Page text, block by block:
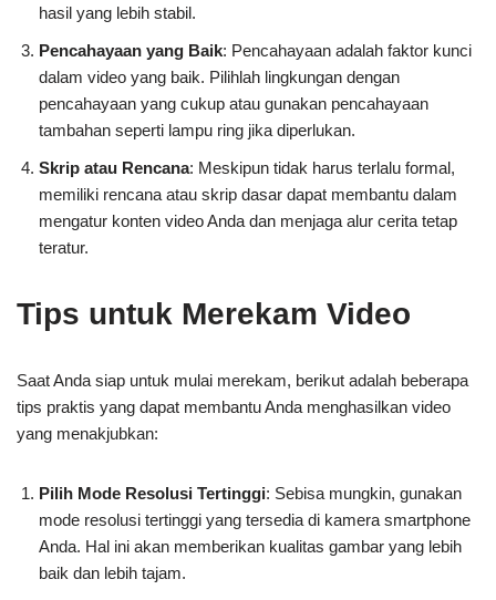
hasil yang lebih stabil.
Pencahayaan yang Baik: Pencahayaan adalah faktor kunci
dalam video yang baik. Pilihlah lingkungan dengan
pencahayaan yang cukup atau gunakan pencahayaan
tambahan seperti lampu ring jika diperlukan.
Skrip atau Rencana: Meskipun tidak harus terlalu formal,
memiliki rencana atau skrip dasar dapat membantu dalam
mengatur konten video Anda dan menjaga alur cerita tetap
teratur.
Tips untuk Merekam Video
Saat Anda siap untuk mulai merekam, berikut adalah beberapa
tips praktis yang dapat membantu Anda menghasilkan video
yang menakjubkan:
Pilih Mode Resolusi Tertinggi: Sebisa mungkin, gunakan
mode resolusi tertinggi yang tersedia di kamera smartphone
Anda. Hal ini akan memberikan kualitas gambar yang lebih
baik dan lebih tajam.